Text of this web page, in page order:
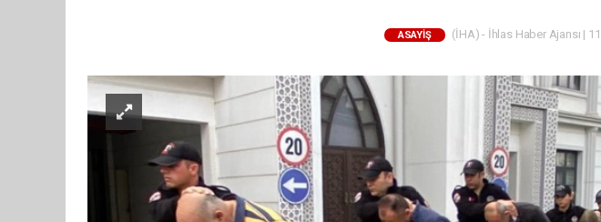
ASAYİŞ (İHA) - İhlas Haber Ajansı |